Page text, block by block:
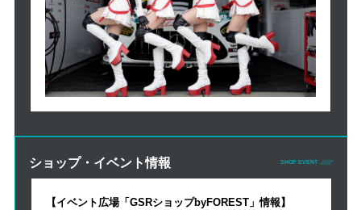
ショップ・イベント情報 SHOP EVENT
【イベント広場「GSRショップbyFOREST」情報】